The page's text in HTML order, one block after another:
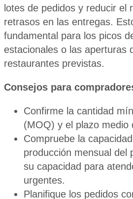
lotes de pedidos y reducir el
retrasos en las entregas.
fundamental para los picos
estacionales o las aperturas
restaurantes previstas.
Consejos para
Confirme la cantidad
(MOQ) y el plazo medio
Compruebe la
producción mensual del
su capacidad para
urgentes.
Planifique los pedidos